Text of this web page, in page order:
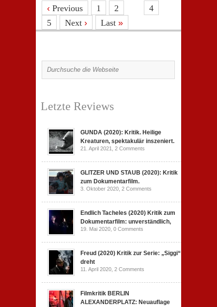
‹ Previous 1 2
4
5
Next › Last »
Letzte Reviews
GUNDA (2020): Kritik. Heilige
Kreaturen, spektakulär inszeniert.
21. April 2021, 2 Comments
GLITZER UND STAUB (2020): Kritik
zum Dokumentarfilm.
3. Oktober 2020, 2 Comments
Endlich Tacheles (2020) Kritik zum
Dokumentarfilm: unverständlich,
19. Mai 2020, 0 Comments
Freud (2020) Kritik zur Serie: „Siggi“
dreht
11. April 2020, 2 Comments
Filmkritik BERLIN
ALEXANDERPLATZ: Neuauflage